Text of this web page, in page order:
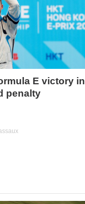
E victory in
penalty